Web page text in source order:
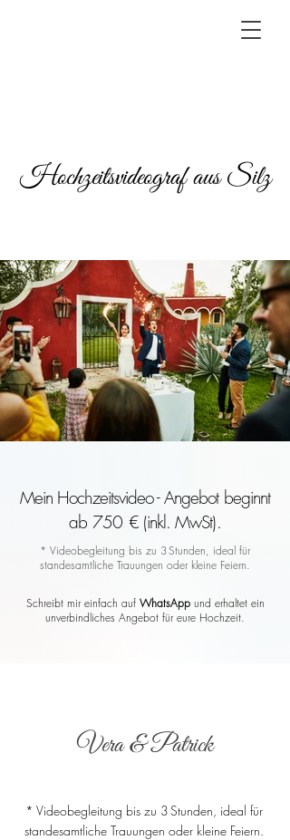
Hochzeitsvideograf aus Silz
Mein Hochzeitsvideo - Angebot beginnt
ab 750 € (inkl. MwSt).
* Videobegleitung bis zu 3 Stunden, ideal für
standesamtliche Trauungen oder kleine Feiern.
Schreibt mir einfach auf WhatsAppund erhaltet ein
unverbindliches Angebot für eure Hochzeit.
Vera & Patrick
* Videobegleitung bis zu 3 Stunden, ideal für
standesamtliche Trauungen oder kleine Feiern.